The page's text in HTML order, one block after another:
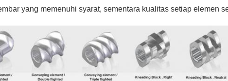
yang memenuhi syarat, sementara kualitas setiap elemen